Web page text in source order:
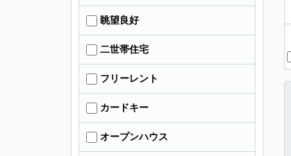
眺望良好
二世帯住宅
フリーレント
カードキー
オープンハウス